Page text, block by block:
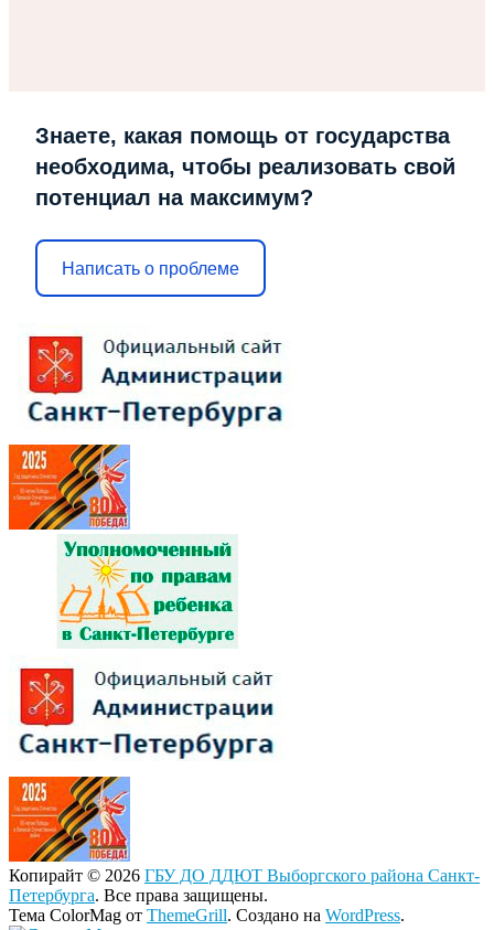
Знаете, какая помощь от государства
необходима, чтобы реализовать свой
потенциал на максимум?
Написать о проблеме
Копирайт © 2026 ГБУ ДО ДДЮТ Выборгского района Санкт-
Петербурга. Все права защищены.
Тема ColorMag от ThemeGrill. Создано на WordPress.